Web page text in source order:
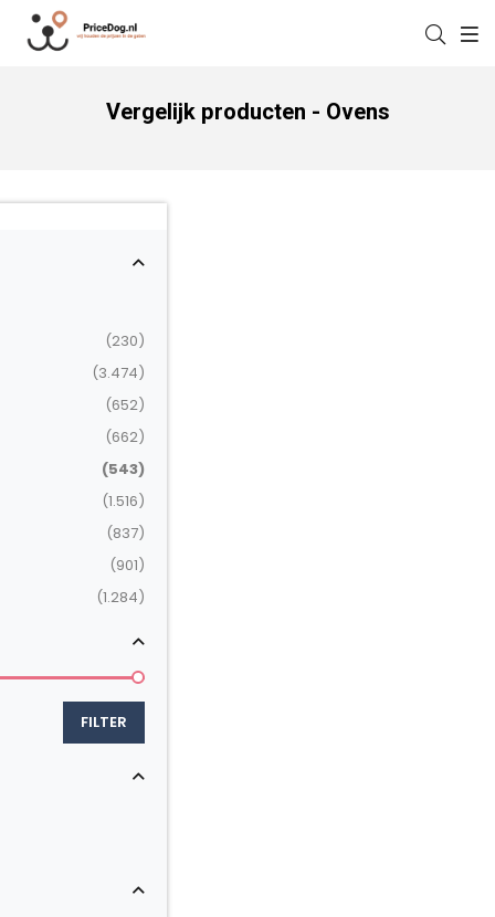
Vergelijk producten - Ovens
(230)
(3.474)
(652)
(662)
(543)
(1.516)
(837)
(901)
(1.284)